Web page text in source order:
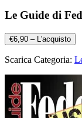
Le Guide di
€6,90 – L'acquisto
Scarica Categoria: